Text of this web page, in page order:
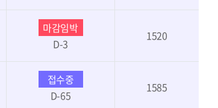
마감임박
D-3
1520
접수중
D-65
1585